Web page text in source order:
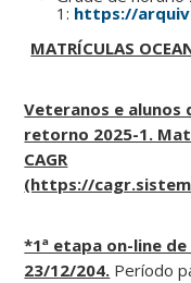
1: https://
MATRÍCULAS
Veteranos e
retorno 2025-1.
CAGR
(https://
*1ª etapa on-line
23/12/204. Período